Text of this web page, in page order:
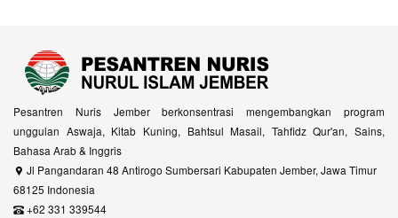
Pesantren Nuris Jember berkonsentrasi mengembangkan program
unggulan Aswaja, Kitab Kuning, Bahtsul Masail, Tahfidz Qur'an, Sains,
Bahasa Arab & Inggris
Jl Pangandaran 48 Antirogo Sumbersari Kabupaten Jember, Jawa Timur
68125 Indonesia
+62 331 339544